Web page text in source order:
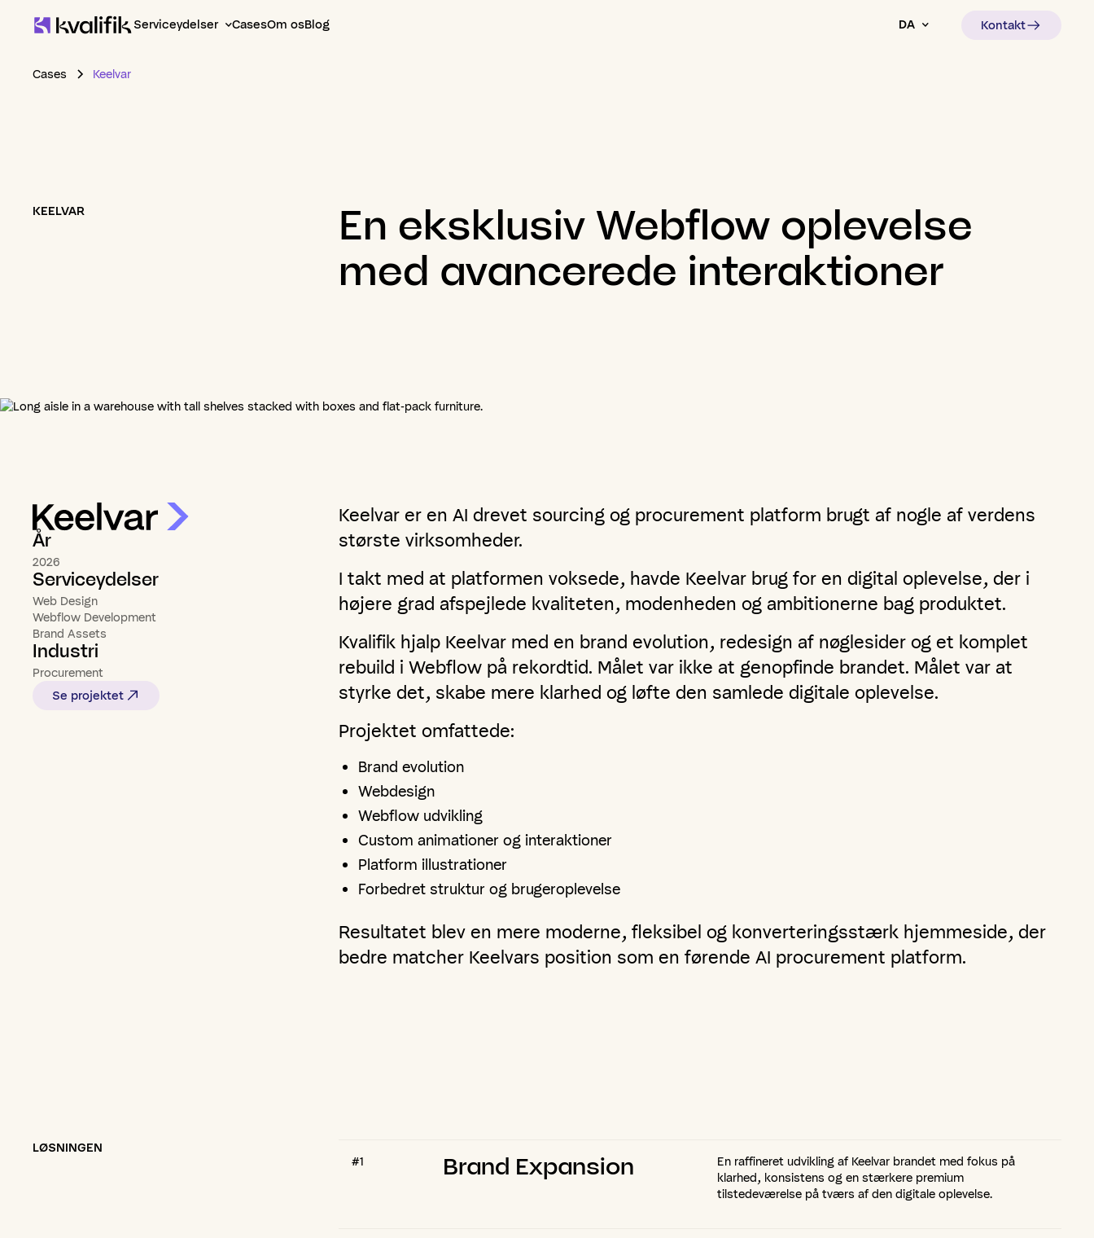
Serviceydelser CasesOm osBlog DA Kontakt
Cases Keelvar
KEELVAR En eksklusiv Webflow oplevelse
med avancerede interaktioner
År
2026
Serviceydelser
Web Design
Webflow Development
Brand Assets
Industri
Procurement
Se projektet
Keelvar er en AI drevet sourcing og procurement platform brugt af nogle af verdens
største virksomheder.
I takt med at platformen voksede, havde Keelvar brug for en digital oplevelse, der i
højere grad afspejlede kvaliteten, modenheden og ambitionerne bag produktet.
Kvalifik hjalp Keelvar med en brand evolution, redesign af nøglesider og et komplet
rebuild i Webflow på rekordtid. Målet var ikke at genopfinde brandet. Målet var at
styrke det, skabe mere klarhed og løfte den samlede digitale oplevelse.
Projektet omfattede:
Brand evolution
Webdesign
Webflow udvikling
Custom animationer og interaktioner
Platform illustrationer
Forbedret struktur og brugeroplevelse
Resultatet blev en mere moderne, fleksibel og konverteringsstærk hjemmeside, der
bedre matcher Keelvars position som en førende AI procurement platform.
LØSNINGEN
#1
Brand Expansion
En raffineret udvikling af Keelvar brandet med fokus på
klarhed, konsistens og en stærkere premium
tilstedeværelse på tværs af den digitale oplevelse.